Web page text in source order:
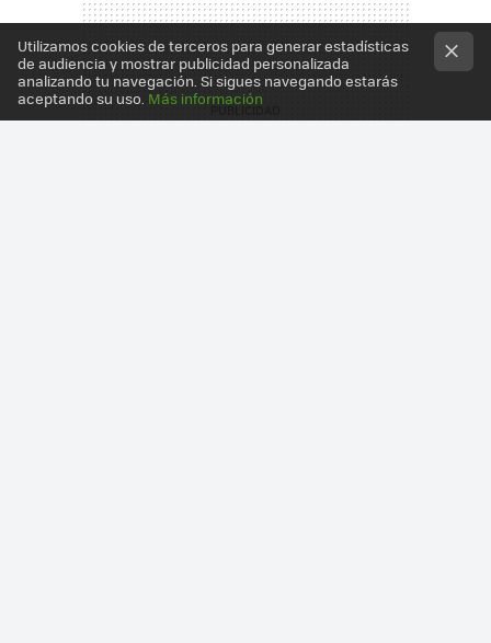
Utilizamos cookies de terceros para generar estadísticas
de audiencia y mostrar publicidad personalizada
analizando tu navegación. Si sigues navegando estarás
aceptando su uso. Más información